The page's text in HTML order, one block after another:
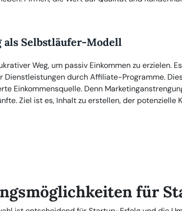
Selbstläufer-Modell
Weg, um passiv Einkommen zu erzielen.
Dienstleistungen durch Affiliate-Programme.
Einkommensquelle. Denn
Ziel ist es, Inhalt zu erstellen, der potenzielle
für